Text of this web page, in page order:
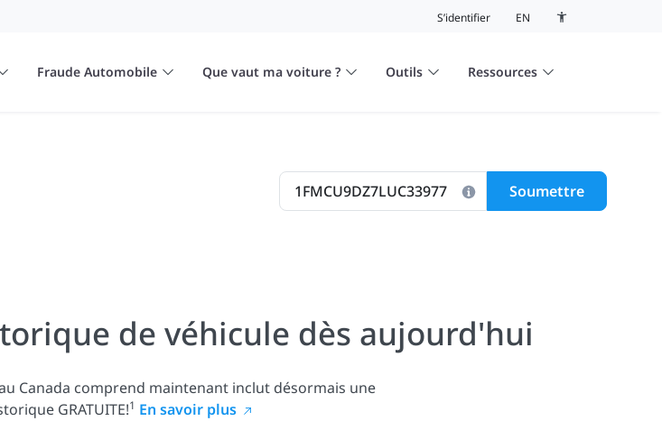
S’identifier
EN
Fraude Automobile Que vaut ma voiture ? Outils Ressources
Soumettre
de véhicule dès aujourd'hui
Canada comprend maintenant inclut désormais une
GRATUITE!1 En savoir plus